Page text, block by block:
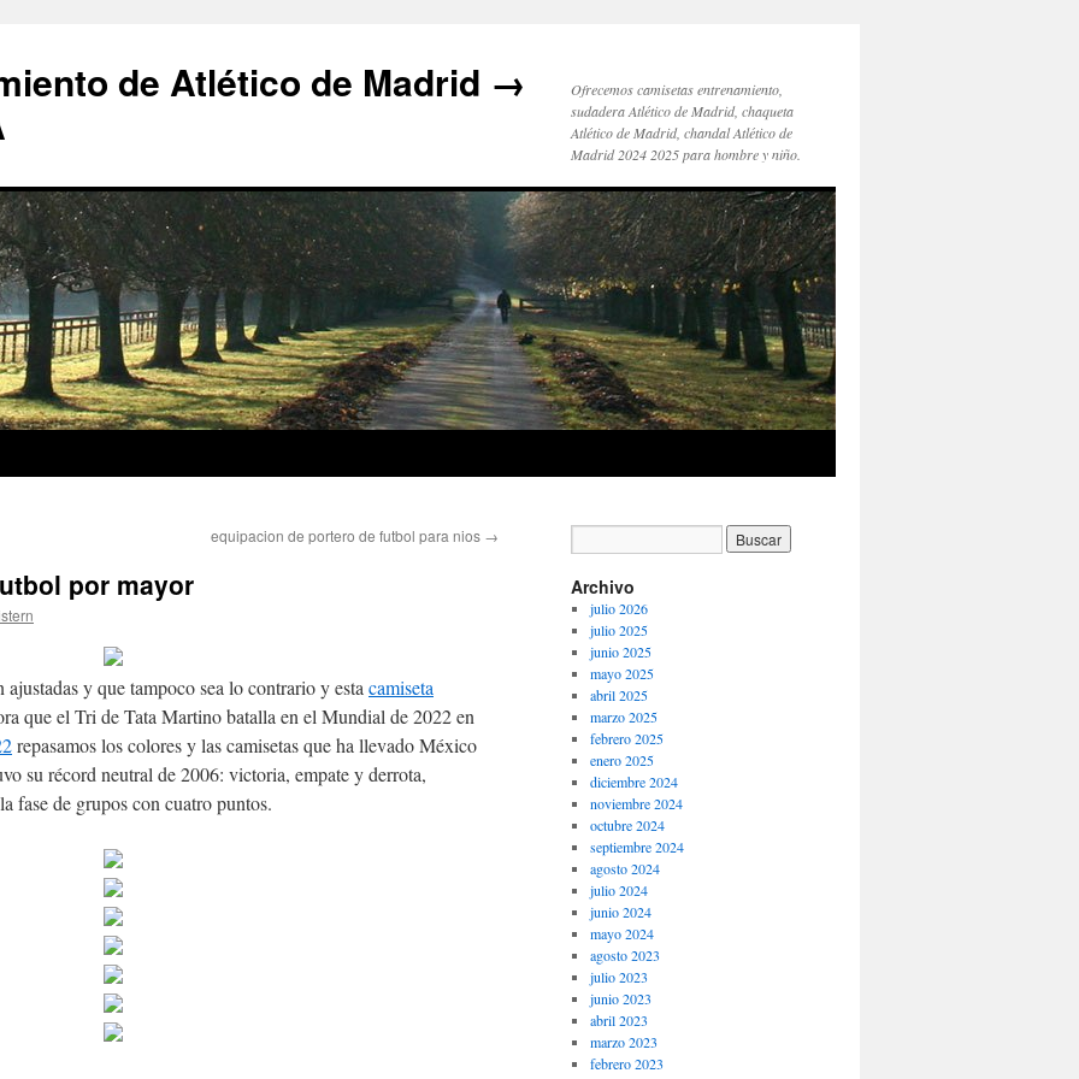
de Atlético de Madrid →
Ofrecemos camisetas entrenamiento,
sudadera Atlético de Madrid, chaqueta
Atlético de Madrid, chandal Atlético de
Madrid 2024 2025 para hombre y niño.
equipacion de portero de futbol para nios →
por mayor
ajustadas y que tampoco sea lo contrario y esta camiseta
que el Tri de Tata Martino batalla en el Mundial de 2022 en
repasamos los colores y las camisetas que ha llevado México
su récord neutral de 2006: victoria, empate y derrota,
fase de grupos con cuatro puntos.
Archivo
julio 2026
julio 2025
junio 2025
mayo 2025
abril 2025
marzo 2025
febrero 2025
enero 2025
diciembre 2024
noviembre 2024
octubre 2024
septiembre 2024
agosto 2024
julio 2024
junio 2024
mayo 2024
agosto 2023
julio 2023
junio 2023
abril 2023
marzo 2023
febrero 2023